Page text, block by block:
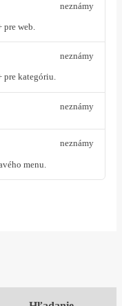
pre web.
neznámy
pre kategóriu.
neznámy
neznámy
menu.
neznámy